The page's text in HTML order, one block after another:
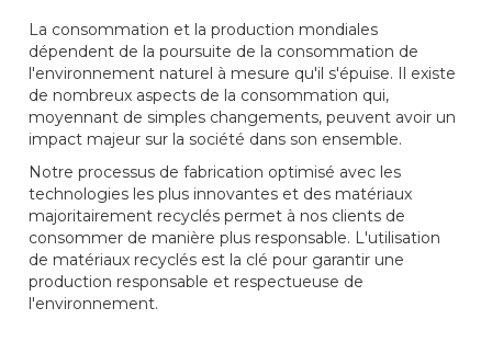
La consommation et la production mondiales
dépendent de la poursuite de la consommation de
l'environnement naturel à mesure qu'il s'épuise. Il existe
de nombreux aspects de la consommation qui,
moyennant de simples changements, peuvent avoir un
impact majeur sur la société dans son ensemble.
Notre processus de fabrication optimisé avec les
technologies les plus innovantes et des matériaux
majoritairement recyclés permet à nos clients de
consommer de manière plus responsable. L'utilisation
de matériaux recyclés est la clé pour garantir une
production responsable et respectueuse de
l'environnement.